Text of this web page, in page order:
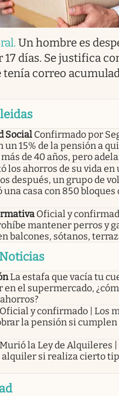
. Un hombre es
17 días. Se justifica
tenía correo
Social Confirmado por
un 15% de la pensión a
de 40 años, pero
los ahorros de su vida
después, un grupo de
una casa con 850 bloques
Oficial y
mantener perros y
balcones, sótanos,
La estafa que vacía tu
en el supermercado,
Oficial y confirmado | Los
la pensión si
Murió la Ley de Alquileres |
si realiza cierto